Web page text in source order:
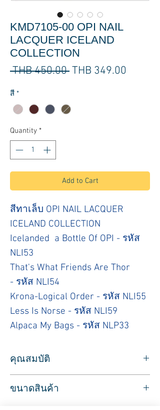
KMD7105-00 OPI NAIL
LACQUER ICELAND
COLLECTION
THB 450.00 Regular
THB 349.00
สี *
Quantity *
Add to Cart
สีทาเล็บ OPI NAIL LACQUER
ICELAND COLLECTION
Icelanded a Bottle Of OPI - รหัส
NLI53
That's What Friends Are Thor
- รหัส NLI54
Krona-Logical Order - รหัส NLI55
Less Is Norse - รหัส NLI59
Alpaca My Bags - รหัส NLP33
คุณสมบัติ
รุ่น NAIL LACQUER มี 5 โทนสี
ขนาดสินค้า